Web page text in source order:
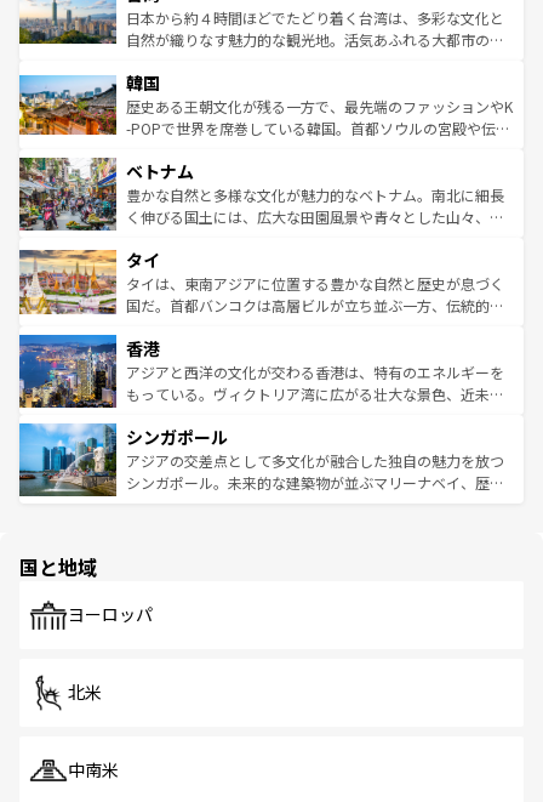
ク、伝統的なフラダンスなど、すべてがハワイの魅力を彩
っている。訪れるたびに新しい発見と感動が待っているハ
はコンテンツ一覧
ク）、タスマニアの美しい原生林やケアンズの熱帯雨林な
ど、見どころがたくさん。また、カフェやワイン、オージ
いる。アクティビティも充実しており、サーフィンやダイ
ビング、ハイキングなど、アウトドア好きにはたまらな
い。オーストラリアの多彩な魅力を存分に味わいつくそ
参照してほしい。
日本から約４時間ほどでたどり着く台湾は、多彩な文化と
自然が織りなす魅力的な観光地。活気あふれる大都市の台
ン）、静ひつな山岳地帯である台湾東部など、都市の喧騒
と山間の静けさが共存しており、訪れる人に新しい発見と
驚きをもたらしてくれる。また、奥深い台湾の食文化も魅
容にもいいと評判のスイーツなど、バラエティ豊かな料理
が味わえる。 なお、新着の台湾情報は コンテンツ一覧を参
照してほしい。
韓国
歴史ある王朝文化が残る一方で、最先端のファッションやK
-POPで世界を席巻している韓国。首都ソウルの宮殿や伝統
き、地方に足を延ばせば四季折々の自然美を楽しむことが
できる。そして、キムチや焼肉、絶品のストリートフード
まで、さまざまな韓国料理が待っている。夜には、韓国な
リティに包まれながら、韓国の多彩な魅力を心ゆくまで味
わってみてほしい。 なお、新着の韓国情報はコンテンツ一
覧を参照してほしい。
ベトナム
豊かな自然と多様な文化が魅力的なベトナム。南北に細長
く伸びる国土には、広大な田園風景や青々とした山々、世
急速な発展と共に伝統が息づく。ハノイの古い町並みやホ
ーチミン市のフランス統治時代の建物も、独特の雰囲気を
醸し出している。また、バラエティの豊かさとおいしさで
とつ。フォーやバインミー、ベトナムコーヒーなどは、ぜ
ひ現地で味わいたい。どの地域を訪れてもあたたかい人々
が旅行者を迎えてくれるので、きっと忘れられない旅にな
参照してほしい。
タイ
タイは、東南アジアに位置する豊かな自然と歴史が息づく
国だ。首都バンコクは高層ビルが立ち並ぶ一方、伝統的な
の活気が交差している。北部ではチェンマイなどの山岳地
帯で自然と触れ合い、南部ではプーケットやクラビの美し
いビーチでリゾート気分を楽しむことができる。タイ料理
激する。気候は一年中温暖で、どの季節にも異なる楽しみ
が待っている。親しみやすいタイの人々、仏教を中心とし
た文化、そして多様な観光資源が、訪れる旅人を魅了し続
香港
アジアと西洋の文化が交わる香港は、特有のエネルギーを
もっている。ヴィクトリア湾に広がる壮大な景色、近未来
み、どこを訪れても感動するはず。観光スポットが密集し
ており、効率よく見どころを回れるのも魅力。息をのむよ
うな絶景から文化的な体験まで、香港を存分に楽しみ尽く
シンガポール
アジアの交差点として多文化が融合した独自の魅力を放つ
シンガポール。未来的な建築物が並ぶマリーナベイ、歴史
で、ホーカーズは地元の風情を楽しめる外せないスポット
国と地域
ヨーロッパ
北米
中南米